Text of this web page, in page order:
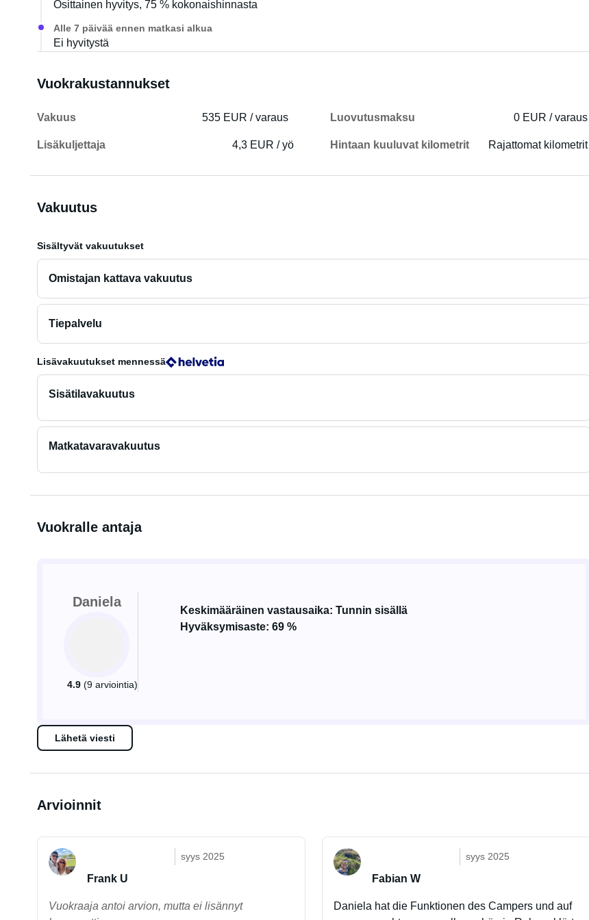
Osittainen hyvitys, 75 % kokonaishinnasta
Alle 7 päivää ennen matkasi alkua
Ei hyvitystä
Vuokrakustannukset
Vakuus 535 EUR / varaus Luovutusmaksu 0 EUR / varaus
Lisäkuljettaja 4,3 EUR / yö Hintaan kuuluvat kilometrit Rajattomat kilometrit
Vakuutus
Sisältyvät vakuutukset
Omistajan kattava vakuutus
Tiepalvelu
Lisävakuutukset mennessä
Sisätilavakuutus
Matkatavaravakuutus
Vuokralle antaja
Daniela
4.9 (9 arviointia)
Keskimääräinen vastausaika: Tunnin sisällä
Hyväksymisaste: 69 %
Lähetä viesti
Arvioinnit
syys 2025
Frank U
Vuokraaja antoi arvion, mutta ei lisännyt
syys 2025
Fabian W
Daniela hat die Funktionen des Campers und auf